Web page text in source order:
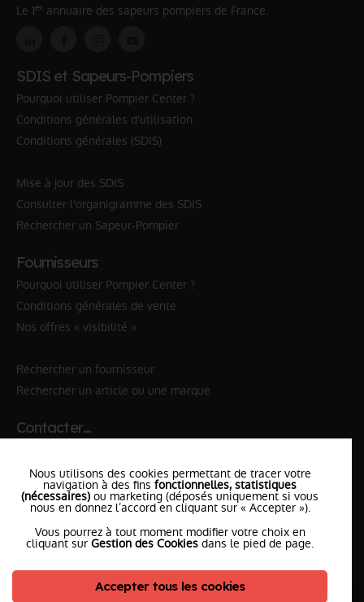
Le 1er annuaire des sapeurs pompiers de France.
SDIS et Sapeurs-Pompiers
Pourquoi utiliser Pompier Center ?
Conditions générales d'utilisation
Conditions générales (SDIS)
Mise à jour des SDIS
Consulter l'organigramme des SDIS
Rechercher un Sapeur-Pompier
Fournisseurs
Pourquoi utiliser Pompier Center ?
Conditions générales de vente
Nos offres « visibilité »
Rechercher un fournisseur
Rechercher un article ou une marque
Contacter…
✆ 18№National Sapeurs-Pompiers
le SDISle plus proche
l'équipePompierCenter
Nous utilisons des cookies permettant de tracer votre
navigation à des fins fonctionnelles, statistiques
(nécessaires) ou marketing (déposés uniquement si vous
nous en donnez l’accord en cliquant sur « Accepter »).
Vous pourrez à tout moment modifier votre choix en
cliquant sur Gestion des Cookies dans le pied de page.
Accepter tous les cookies